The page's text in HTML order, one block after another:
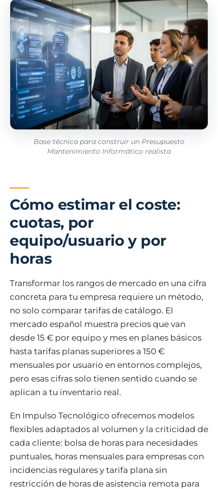
Base técnica para construir un Presupuesto
Mantenimiento Informático realista
Cómo estimar el coste:
cuotas, por
equipo/usuario y por
horas
Transformar los rangos de mercado en una cifra
concreta para tu empresa requiere un método,
no solo comparar tarifas de catálogo. El
mercado español muestra precios que van
desde 15 € por equipo y mes en planes básicos
hasta tarifas planas superiores a 150 €
mensuales por usuario en entornos complejos,
pero esas cifras solo tienen sentido cuando se
aplican a tu inventario real.
En Impulso Tecnológico ofrecemos modelos
flexibles adaptados al volumen y la criticidad de
cada cliente: bolsa de horas para necesidades
puntuales, horas mensuales para empresas con
incidencias regulares y tarifa plana sin
restricción de horas de asistencia remota para